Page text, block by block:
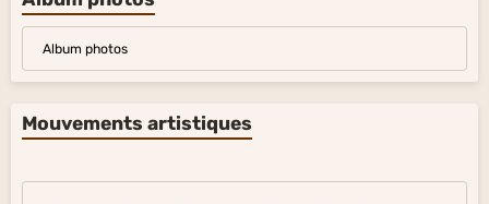
Album photos
Mouvements artistiques